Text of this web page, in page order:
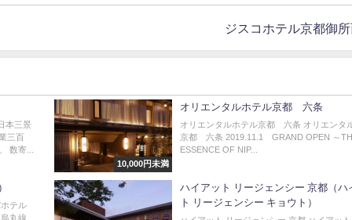
ジスコホテル京都御
本三景
三百
数寄...
10,000円未満
オリエンタルホテル京都 六条
オリエンタルホテル京都 六条 オリエンタ
京都 六条 2019.11.1 GRAND OPEN ～
ESSENCE OF NIP...
テル
丸線
ハイアット リージェンシー 京都（ハ
ト リージェンシー キョウト）